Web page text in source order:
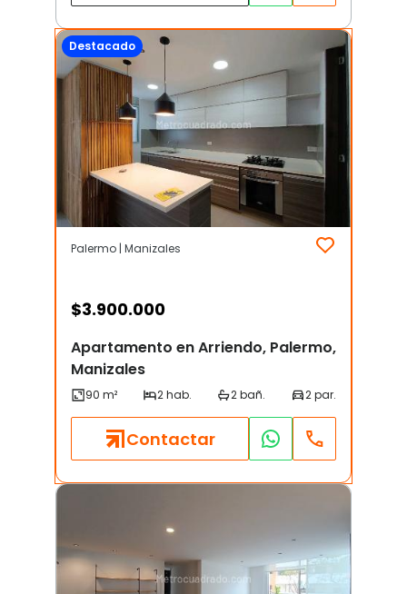
Destacado
Palermo | Manizales
$3.900.000
Apartamento en Arriendo, Palermo,
Manizales
Contactar